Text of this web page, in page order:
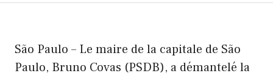
São Paulo – Le maire de la capitale de São
Paulo, Bruno Covas (PSDB), a démantelé la